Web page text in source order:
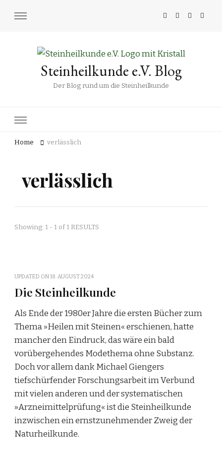
Steinheilkunde e.V. Blog
Der Blog rund um die Steinheilkunde
Home verlässlich
verlässlich
Showing: 1 - 1 of 1 RESULTS
UPDATED ON18. AUGUST 2024
Die Steinheilkunde
Als Ende der 1980er Jahre die ersten Bücher zum
Thema »Heilen mit Steinen« erschienen, hatte
mancher den Eindruck, das wäre ein bald
vorübergehendes Modethema ohne Substanz.
Doch vor allem dank Michael Giengers
tiefschürfender Forschungsarbeit im Verbund
mit vielen anderen und der systematischen
»Arzneimittelprüfung« ist die Steinheilkunde
inzwischen ein ernstzunehmender Zweig der
Naturheilkunde.